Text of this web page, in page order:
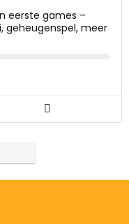
eerste games –
geheugenspel, meer